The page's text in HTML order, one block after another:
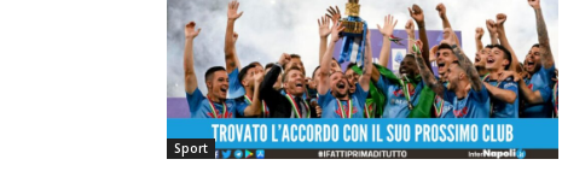
Sport